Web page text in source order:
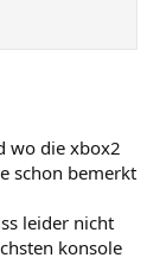
wo die xbox2
schon bemerkt
leider nicht
konsole